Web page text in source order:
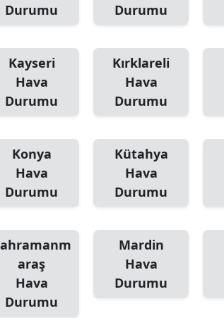
Durumu
Durumu
Kayseri
Hava
Durumu
Kırklareli
Hava
Durumu
Konya
Hava
Durumu
Kütahya
Hava
Durumu
araş
Hava
Durumu
Mardin
Hava
Durumu